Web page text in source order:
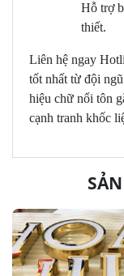
Hỗ trợ
thiết.
Liên hệ ngay
tốt nhất từ đội
hiệu chữ nổi tôn
cạnh tranh khốc